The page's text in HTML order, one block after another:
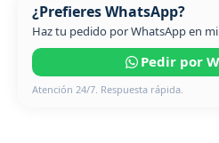
¿Prefieres WhatsApp?
Haz tu pedido por WhatsApp en
Pedir por
Atención 24/7. Respuesta rápida.